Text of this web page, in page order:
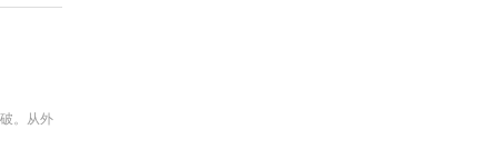
。从外